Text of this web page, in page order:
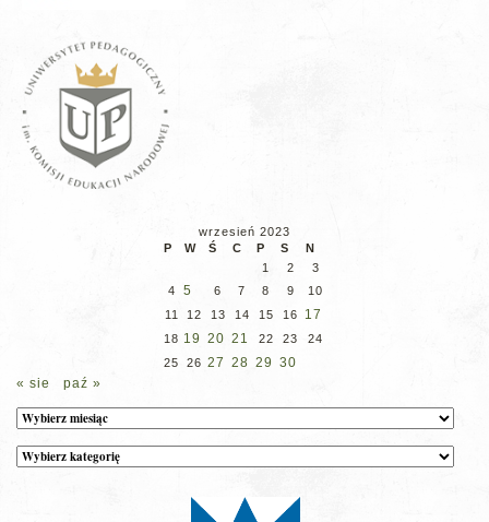
wrzesień 2023
P
W Ś C P S
N
1
2
3
4
5 6 7 8 9
10
11
12 13 14 15 16 17
18 19 20 21 22 23
24
25
26 27 28 29 30
« sie
paź »
Archiwum
Kategorie
wpisów